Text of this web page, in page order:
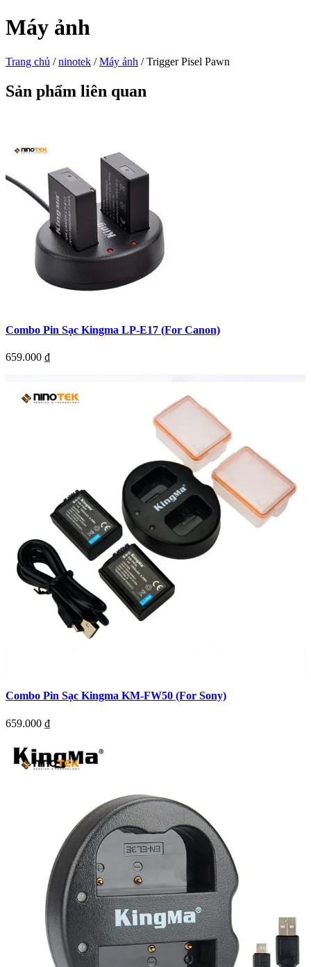
Máy ảnh
Trang chủ /ninotek /Máy ảnh / Trigger Pisel Pawn
Sản phẩm liên quan
Combo Pin Sạc Kingma LP-E17 (For Canon)
659.000 ₫
Combo Pin Sạc Kingma KM-FW50 (For Sony)
659.000 ₫